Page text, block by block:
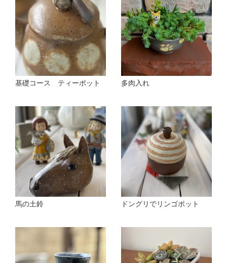
基礎コース ティーポット 多肉入れ
馬の土鈴 ドングリでリンゴポット